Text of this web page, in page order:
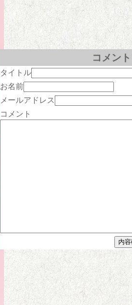
コメン
タイトル
お名前
メールアドレス
コメント